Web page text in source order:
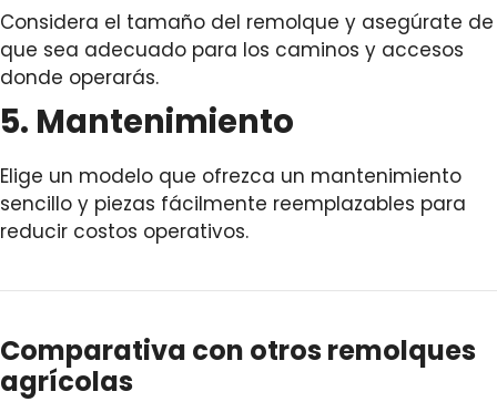
Considera el tamaño del remolque y asegúrate de
que sea adecuado para los caminos y accesos
donde operarás.
5. Mantenimiento
Elige un modelo que ofrezca un mantenimiento
sencillo y piezas fácilmente reemplazables para
reducir costos operativos.
Comparativa con otros remolques
agrícolas